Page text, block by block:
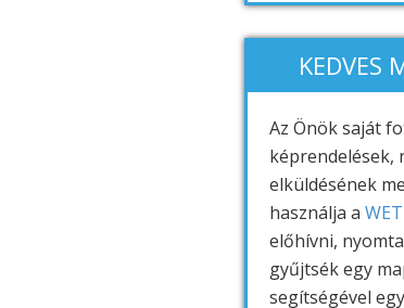
KEDVES
Az Önök saját
képrendelések,
elküldésének
használja a
előhívni,
gyűjtsék egy
segítségével